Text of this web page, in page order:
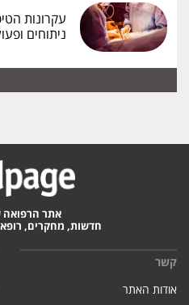
עקרונות
ניתוחים
אתר הרפואה
חדשות, מחקרים,
קשר
אודות האתר